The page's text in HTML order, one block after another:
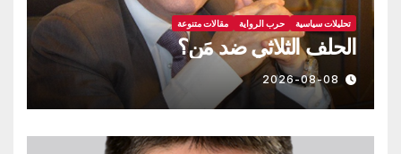
تحليلات سياسية حرب الرواية مقالات متنوعة
الحلف الثلاثي ضد مَن؟
2026-08-08